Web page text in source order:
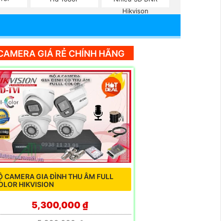
Hikvison
GIÁ RẺ CHÍNH HÃNG
CAMERA GIA ĐÌNH THU ÂM FULL
HIKVISION
5,300,000 ₫